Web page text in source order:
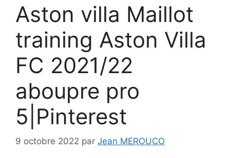
Aston villa Maillot
training Aston Villa
FC 2021/22
aboupre pro
5|Pinterest
9 octobre 2022 par Jean MEROUCO